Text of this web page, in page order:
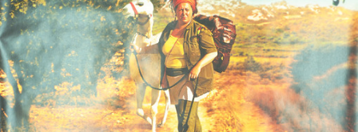
Vendre